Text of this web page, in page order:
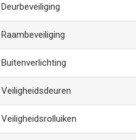
Deurbeveiliging
Raambeveiliging
Buitenverlichting
Veiligheidsdeuren
Veiligheidsrolluiken